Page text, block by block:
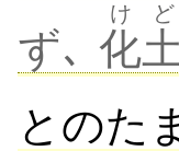
ず､ 化土
けど
とのた